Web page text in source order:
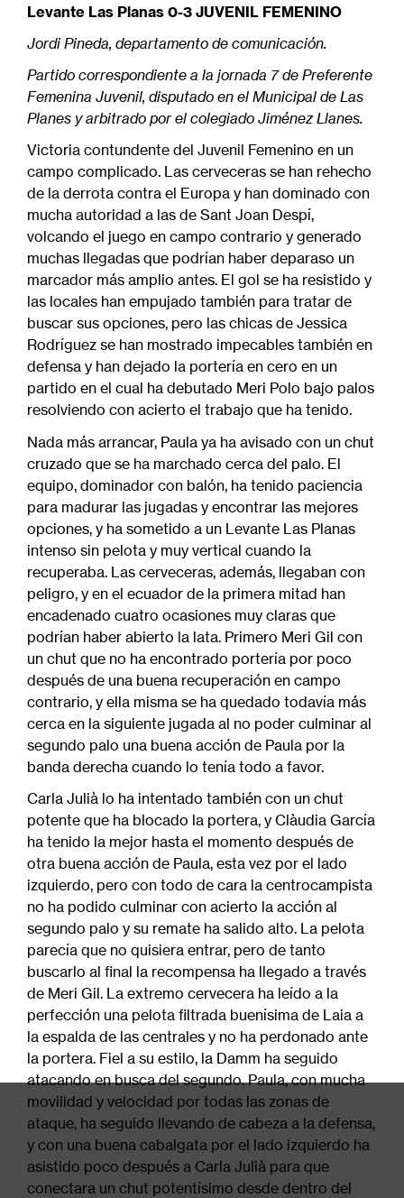
Levante Las Planas 0-3 JUVENIL FEMENINO
Jordi Pineda, departamento de comunicación.
Partido correspondiente a la jornada 7 de Preferente
Femenina Juvenil, disputado en el Municipal de Las
Planes y arbitrado por el colegiado Jiménez Llanes.
Victoria contundente del Juvenil Femenino en un
campo complicado. Las cerveceras se han rehecho
de la derrota contra el Europa y han dominado con
mucha autoridad a las de Sant Joan Despí,
volcando el juego en campo contrario y generado
muchas llegadas que podrían haber deparaso un
marcador más amplio antes. El gol se ha resistido y
las locales han empujado también para tratar de
buscar sus opciones, pero las chicas de Jessica
Rodríguez se han mostrado impecables también en
defensa y han dejado la portería en cero en un
partido en el cual ha debutado Meri Polo bajo palos
resolviendo con acierto el trabajo que ha tenido.
Nada más arrancar, Paula ya ha avisado con un chut
cruzado que se ha marchado cerca del palo. El
equipo, dominador con balón, ha tenido paciencia
para madurar las jugadas y encontrar las mejores
opciones, y ha sometido a un Levante Las Planas
intenso sin pelota y muy vertical cuando la
recuperaba. Las cerveceras, además, llegaban con
peligro, y en el ecuador de la primera mitad han
encadenado cuatro ocasiones muy claras que
podrían haber abierto la lata. Primero Meri Gil con
un chut que no ha encontrado portería por poco
después de una buena recuperación en campo
contrario, y ella misma se ha quedado todavía más
cerca en la siguiente jugada al no poder culminar al
segundo palo una buena acción de Paula por la
banda derecha cuando lo tenía todo a favor.
Carla Julià lo ha intentado también con un chut
potente que ha blocado la portera, y Clàudia García
ha tenido la mejor hasta el momento después de
otra buena acción de Paula, esta vez por el lado
izquierdo, pero con todo de cara la centrocampista
no ha podido culminar con acierto la acción al
segundo palo y su remate ha salido alto. La pelota
parecía que no quisiera entrar, pero de tanto
buscarlo al final la recompensa ha llegado a través
de Meri Gil. La extremo cervecera ha leído a la
perfección una pelota filtrada buenísima de Laia a
la espalda de las centrales y no ha perdonado ante
la portera. Fiel a su estilo, la Damm ha seguido
atacando en busca del segundo. Paula, con mucha
movilidad y velocidad por todas las zonas de
ataque, ha seguido llevando de cabeza a la defensa,
y con una buena cabalgata por el lado izquierdo ha
asistido poco después a Carla Julià para que
conectara un chut potentísimo desde dentro del